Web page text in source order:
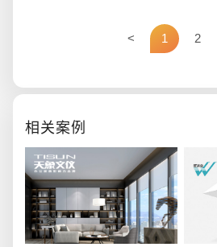
< 1 2
相关案例
创意品牌型网站 · 标
电商及系统平台开发